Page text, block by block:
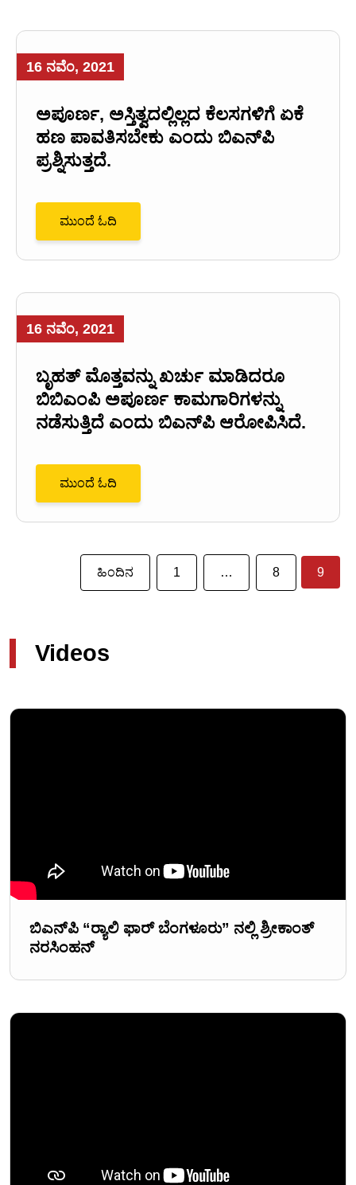
16 ನವೆಂ, 2021
ಅಪೂರ್ಣ, ಅಸ್ತಿತ್ವದಲ್ಲಿಲ್ಲದ ಕೆಲಸಗಳಿಗೆ ಏಕೆ
ಹಣ ಪಾವತಿಸಬೇಕು ಎಂದು ಬಿಎನ್‌ಪಿ
ಪ್ರಶ್ನಿಸುತ್ತದೆ.
ಮುಂದೆ ಓದಿ
16 ನವೆಂ, 2021
ಬೃಹತ್ ಮೊತ್ತವನ್ನು ಖರ್ಚು ಮಾಡಿದರೂ
ಬಿಬಿಎಂಪಿ ಅಪೂರ್ಣ ಕಾಮಗಾರಿಗಳನ್ನು
ನಡೆಸುತ್ತಿದೆ ಎಂದು ಬಿಎನ್‌ಪಿ ಆರೋಪಿಸಿದೆ.
ಮುಂದೆ ಓದಿ
ಹಿಂದಿನ 1 … 8 9
Videos
ಬಿಎನ್‌ಪಿ “ರ‍್ಯಾಲಿ ಫಾರ್ ಬೆಂಗಳೂರು” ನಲ್ಲಿ ಶ್ರೀಕಾಂತ್
ನರಸಿಂಹನ್